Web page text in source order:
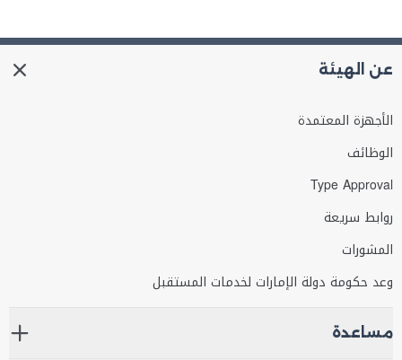
عن الهيئة
الأجهزة المعتمدة
الوظائف
Type Approval
روابط سريعة
المشورات
وعد حكومة دولة الإمارات لخدمات المستقبل
مساعدة